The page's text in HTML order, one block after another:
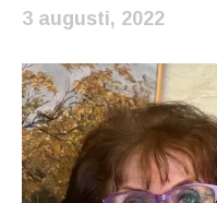
3 augusti, 2022